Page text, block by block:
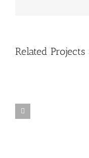
Related Projects